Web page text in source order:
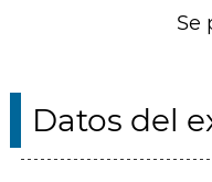
Se
Datos del